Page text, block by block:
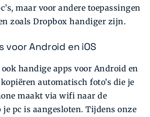
maar voor andere toepassingen
zoals Dropbox handiger zijn.
voor Android en iOS
handige apps voor Android en
kopiëren automatisch foto’s die je
maakt via wifi naar de
je pc is aangesloten. Tijdens onze